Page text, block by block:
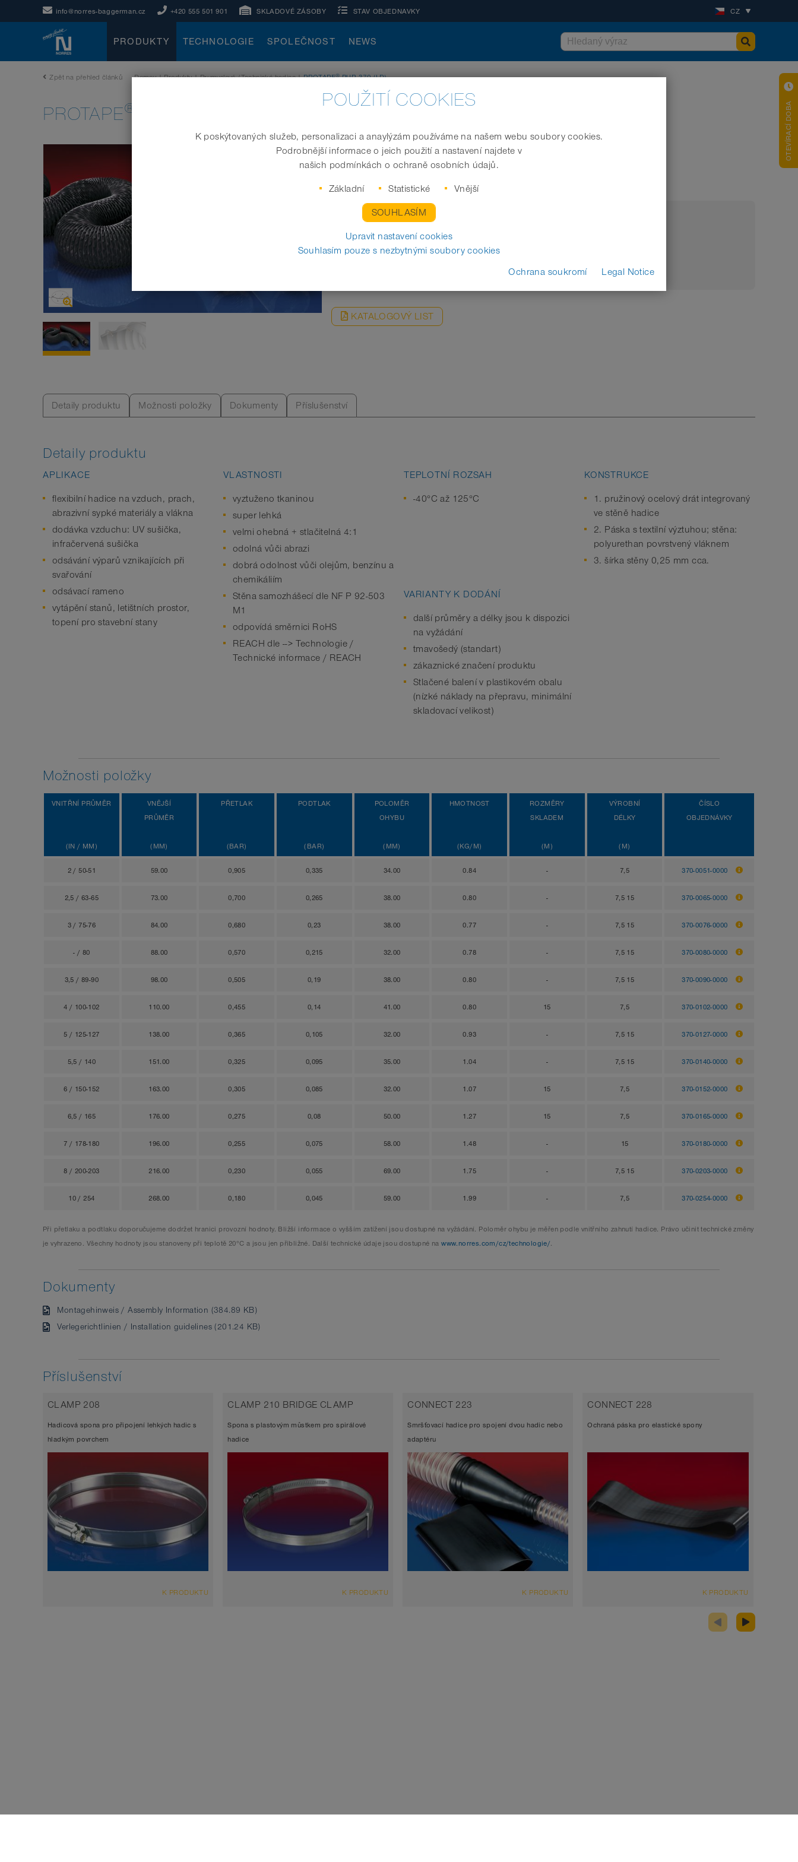
info@norres-baggerman.cz +420 555 501 901 SKLADOVÉ ZÁSOBY STAV OBJEDNAVKY CZ
PRODUKTY TECHNOLOGIE SPOLEČNOST NEWS
Zpět na přehled článků Domov | Produkty | Prumyslové /Technické hadice | PROTAPE®PUR 370 (LD)
PROTAPE®
Polyuretanové potrubí, (do +125°C)
Vnitřní průměr (in / mm)
KATALOGOVÝ LIST
Detaily produktu Možnosti položky Dokumenty Příslušenství
Detaily produktu
APLIKACE
flexibilní hadice na vzduch, prach,
abrazivní sypké materiály a vlákna
dodávka vzduchu: UV sušička,
infračervená sušička
odsávání výparů vznikajících při
svařování
odsávací rameno
vytápění stanů, letištních prostor,
topení pro stavební stany
VLASTNOSTI
vyztuženo tkaninou
super lehká
velmi ohebná + stlačitelná 4:1
odolná vůči abrazi
dobrá odolnost vůči olejům, benzínu a
chemikáliím
Stěna samozhášecí dle NF P 92-503
M1
odpovídá směrnici RoHS
REACH dle --> Technologie /
Technické informace / REACH
TEPLOTNÍ ROZSAH
-40°C až 125°C
KONSTRUKCE
1. pružinový ocelový drát integrovaný
ve stěně hadice
2. Páska s textilní výztuhou; stěna:
polyurethan povrstvený vláknem
3. šírka stěny 0,25 mm cca.
VARIANTY K DODÁNÍ
další průměry a délky jsou k dispozici
na vyžádání
tmavošedý (standart)
zákaznické značení produktu
Stlačené balení v plastikovém obalu
(nízké náklady na přepravu, minimální
skladovací velikost)
Možnosti položky
VNITŘNÍ PRŮMĚR
(IN / MM)
VNĚJŠÍ
PRŮMĚR
(MM)
PŘETLAK
(BAR)
PODTLAK
(BAR)
POLOMĚR
OHYBU
(MM)
HMOTNOST
(KG/M)
ROZMĚRY
SKLADEM
(M)
VÝROBNÍ
DÉLKY
(M)
ČÍSLO
OBJEDNÁVKY
2 / 50-51 59.00 0,905 0,335 34.00 0.84 - 7,5 370-0051-0000
2,5 / 63-65 73.00 0,700 0,265 38.00 0.80 - 7,5 15 370-0065-0000
3 / 75-76 84.00 0,680 0,23 38.00 0.77 - 7,5 15 370-0076-0000
- / 80 88.00 0,570 0,215 32.00 0.78 - 7,5 15 370-0080-0000
3,5 / 89-90 98.00 0,505 0,19 38.00 0.80 - 7,5 15 370-0090-0000
4 / 100-102 110.00 0,455 0,14 41.00 0.80 15 7,5 370-0102-0000
5 / 125-127 138.00 0,365 0,105 32.00 0.93 - 7,5 15 370-0127-0000
5,5 / 140 151.00 0,325 0,095 35.00 1.04 - 7,5 15 370-0140-0000
6 / 150-152 163.00 0,305 0,085 32.00 1.07 15 7,5 370-0152-0000
6,5 / 165 176.00 0,275 0,08 50.00 1.27 15 7,5 370-0165-0000
7 / 178-180 196.00 0,255 0,075 58.00 1.48 - 15 370-0180-0000
8 / 200-203 216.00 0,230 0,055 69.00 1.75 - 7,5 15 370-0203-0000
10 / 254 268.00 0,180 0,045 59.00 1.99 - 7,5 370-0254-0000
Při přetlaku a podtlaku doporučujeme dodržet hranici provozní hodnoty. Bližší informace o vyšším zatížení jsou dostupné na vyžádání. Poloměr ohybu je měřen podle vnitřního zahnutí hadice. Právo učinit technické změny
je vyhrazeno. Všechny hodnoty jsou stanoveny při teplotě 20°C a jsou jen přibližné. Další technické údaje jsou dostupné nawww.norres.com/cz/technologie/.
Dokumenty
Montagehinweis / Assembly Information (384.89 KB)
Verlegerichtlinien / Installation guidelines (201.24 KB)
Příslušenství
CLAMP 208
Hadicová spona pro připojení lehkých hadic s
hladkým povrchem
K PRODUKTU
CLAMP 210 BRIDGE CLAMP
Spona s plastovým můstkem pro spirálové
hadice
K PRODUKTU
CONNECT 223
Smršťovací hadice pro spojení dvou hadic nebo
adaptéru
K PRODUKTU
CONNECT 228
Ochraná páska pro elastické spony
K PRODUKTU
OTEVÍRACÍ DOBA
POUŽITÍ COOKIES
K poskýtovaných služeb, personalizaci a anaylýzám používáme na našem webu soubory cookies.
Podrobnější informace o jeich použití a nastavení najdete v
našich podmínkách o ochraně osobních údajů.
Základní Statistické Vnější
SOUHLASÍM
Upravit nastavení cookies
Souhlasím pouze s nezbytnými soubory cookies
Ochrana soukromí
Legal Notice